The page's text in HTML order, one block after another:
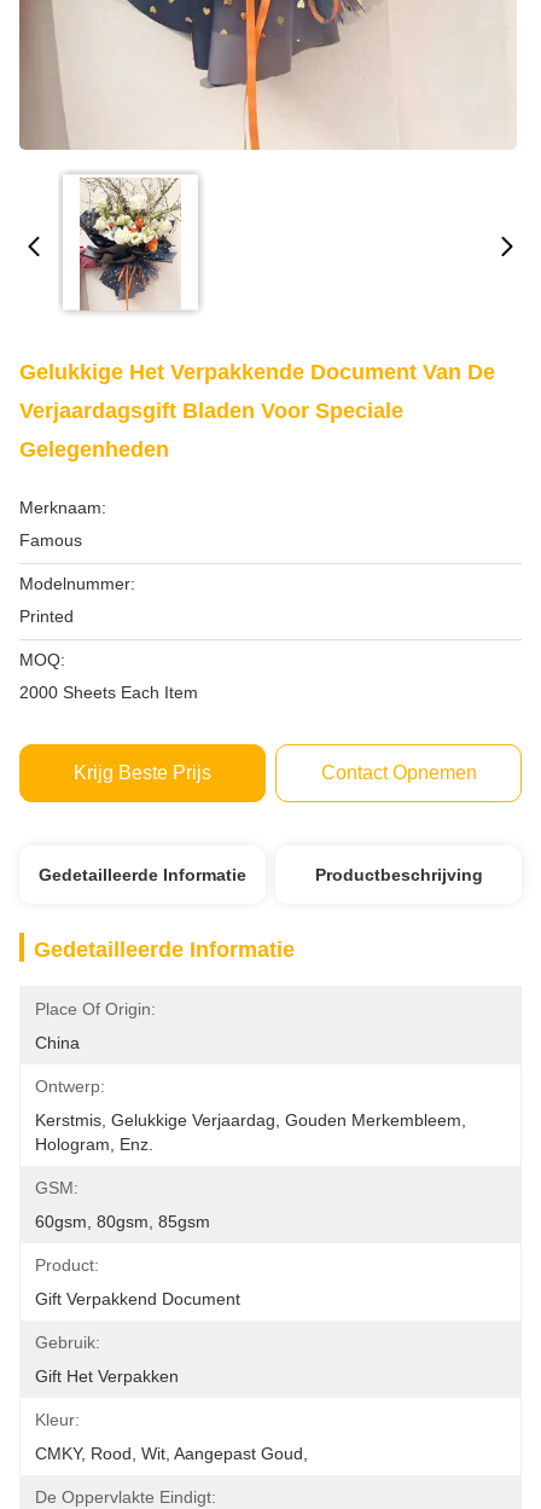
Gelukkige Het Verpakkende Document Van De
Verjaardagsgift Bladen Voor Speciale
Gelegenheden
Merknaam:
Famous
Modelnummer:
Printed
MOQ:
2000 Sheets Each Item
Krijg Beste Prijs Contact Opnemen
Gedetailleerde Informatie Productbeschrijving
Gedetailleerde Informatie
Place Of Origin:
China
Ontwerp:
Kerstmis, Gelukkige Verjaardag, Gouden Merkembleem,
Hologram, Enz.
GSM:
60gsm, 80gsm, 85gsm
Product:
Gift Verpakkend Document
Gebruik:
Gift Het Verpakken
Kleur:
CMKY, Rood, Wit, Aangepast Goud,
De Oppervlakte Eindigt: